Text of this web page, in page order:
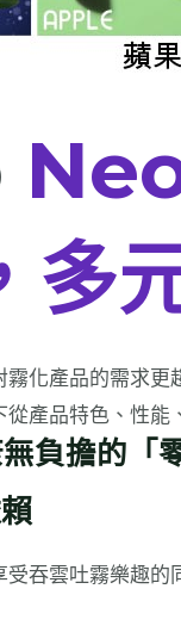
多
化產品的需求
產品特色、性
負擔的「
吞雲吐霧樂趣